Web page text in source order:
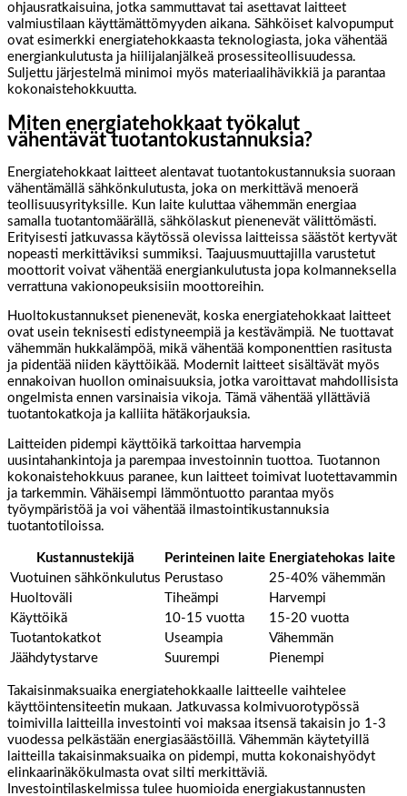
ohjausratkaisuina, jotka sammuttavat tai asettavat laitteet
valmiustilaan käyttämättömyyden aikana. Sähköiset kalvopumput
ovat esimerkki energiatehokkaasta teknologiasta, joka vähentää
energiankulutusta ja hiilijalanjälkeä prosessiteollisuudessa.
Suljettu järjestelmä minimoi myös materiaalihävikkiä ja parantaa
kokonaistehokkuutta.
Miten energiatehokkaat työkalut
vähentävät tuotantokustannuksia?
Energiatehokkaat laitteet alentavat tuotantokustannuksia suoraan
vähentämällä sähkönkulutusta, joka on merkittävä menoerä
teollisuusyrityksille. Kun laite kuluttaa vähemmän energiaa
samalla tuotantomäärällä, sähkölaskut pienenevät välittömästi.
Erityisesti jatkuvassa käytössä olevissa laitteissa säästöt kertyvät
nopeasti merkittäviksi summiksi. Taajuusmuuttajilla varustetut
moottorit voivat vähentää energiankulutusta jopa kolmanneksella
verrattuna vakionopeuksisiin moottoreihin.
Huoltokustannukset pienenevät, koska energiatehokkaat laitteet
ovat usein teknisesti edistyneempiä ja kestävämpiä. Ne tuottavat
vähemmän hukkalämpöä, mikä vähentää komponenttien rasitusta
ja pidentää niiden käyttöikää. Modernit laitteet sisältävät myös
ennakoivan huollon ominaisuuksia, jotka varoittavat mahdollisista
ongelmista ennen varsinaisia vikoja. Tämä vähentää yllättäviä
tuotantokatkoja ja kalliita hätäkorjauksia.
Laitteiden pidempi käyttöikä tarkoittaa harvempia
uusintahankintoja ja parempaa investoinnin tuottoa. Tuotannon
kokonaistehokkuus paranee, kun laitteet toimivat luotettavammin
ja tarkemmin. Vähäisempi lämmöntuotto parantaa myös
työympäristöä ja voi vähentää ilmastointikustannuksia
tuotantotiloissa.
Kustannustekijä Perinteinen laite Energiatehokas laite
Vuotuinen sähkönkulutus Perustaso
25-40% vähemmän
Huoltoväli
Tiheämpi
Harvempi
Käyttöikä
10-15 vuotta
15-20 vuotta
Tuotantokatkot
Useampia
Vähemmän
Jäähdytystarve
Suurempi Pienempi
Takaisinmaksuaika energiatehokkaalle laitteelle vaihtelee
käyttöintensiteetin mukaan. Jatkuvassa kolmivuorotypössä
toimivilla laitteilla investointi voi maksaa itsensä takaisin jo 1-3
vuodessa pelkästään energiasäästöillä. Vähemmän käytetyillä
laitteilla takaisinmaksuaika on pidempi, mutta kokonaishyödyt
elinkaarinäkökulmasta ovat silti merkittäviä.
Investointilaskelmissa tulee huomioida energiakustannusten